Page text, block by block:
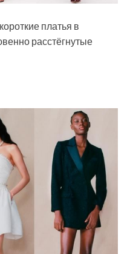
платья в
расстёгнутые